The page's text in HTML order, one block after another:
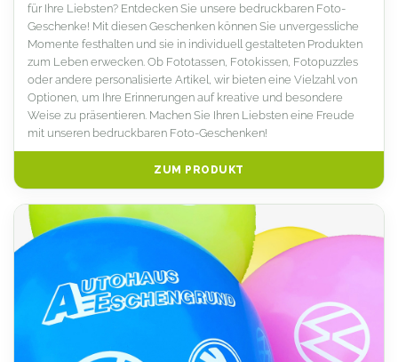
für Ihre Liebsten? Entdecken Sie unsere bedruckbaren Foto-
Geschenke! Mit diesen Geschenken können Sie unvergessliche
Momente festhalten und sie in individuell gestalteten Produkten
zum Leben erwecken. Ob Fototassen, Fotokissen, Fotopuzzles
oder andere personalisierte Artikel, wir bieten eine Vielzahl von
Optionen, um Ihre Erinnerungen auf kreative und besondere
Weise zu präsentieren. Machen Sie Ihren Liebsten eine Freude
mit unseren bedruckbaren Foto-Geschenken!
ZUM PRODUKT